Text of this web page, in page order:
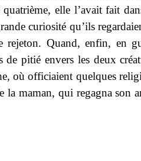
elle l’avait fait
curiosité qu’ils
Quand, enfin, en
pitié envers les deux
où officiaient quelques
maman, qui regagna son